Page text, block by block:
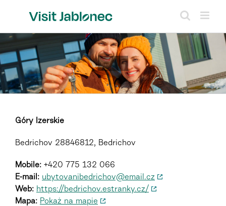
Góry Izerskie
Bedrichov 28846812, Bedrichov
Mobile: +420 775 132 066
E-mail: ubytovanibedrichov@email.cz
Web: https://bedrichov.estranky.cz/
Mapa: Pokaż na mapie